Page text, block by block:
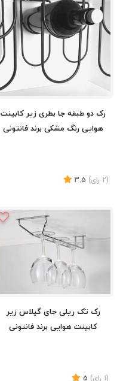
تماس بگیرید
رک دو طبقه جا بطری زیر کابینت
هوایی رنگ مشکی برند فانتونی
تماس بگیرید
(2 رای)
3.5
رک تک ریلی جای گیلاس زیر
کابینت هوایی برند فانتونی
(1 رای)
5